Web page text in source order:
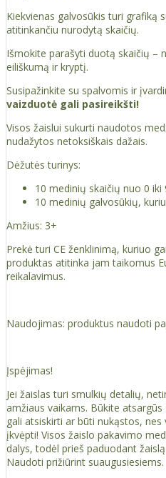
Kiekvienas galvosūkis turi grafiką
atitinkančiu nurodytą skaičių.
Išmokite parašyti duotą skaičių –
eiliškumą ir kryptį.
Susipažinkite su spalvomis ir
vaizduotė gali pasireikšti!
Visos žaislui sukurti naudotos
nudažytos netoksiškais dažais.
Dėžutės turinys:
10 medinių skaičių nuo 0 iki
10 medinių galvosūkių,
Amžius: 3+
Prekė turi CE ženklinimą, kuriuo
produktas atitinka jam taikomus
reikalavimus.
Naudojimas: produktus naudoti
Įspėjimas!
Jei žaislas turi smulkių detalių,
amžiaus vaikams. Būkite
gali atsiskirti ar būti nukąstos, nes
įkvėpti! Visos žaislо pakavimo
dalys, todėl prieš paduodant
Naudoti prižiūrint suaugusiesiems.